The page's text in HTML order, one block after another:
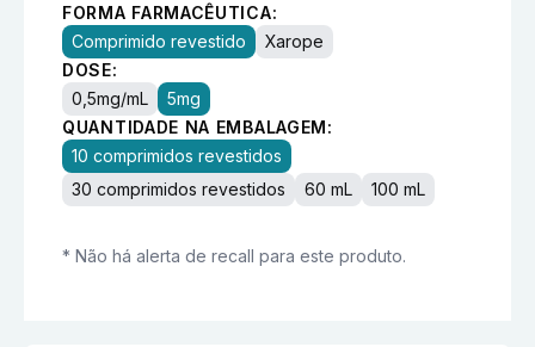
FORMA FARMACÊUTICA:
Comprimido revestido
Xarope
DOSE:
0,5mg/mL
5mg
QUANTIDADE NA EMBALAGEM:
10 comprimidos revestidos
30 comprimidos revestidos
60 mL 100 mL
* Não há alerta de recall para este produto.